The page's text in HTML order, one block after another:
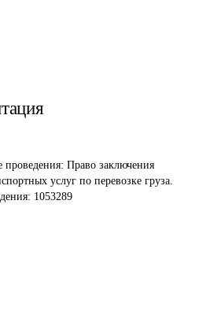
проведения: Право заключения
услуг по перевозке груза.
1053289